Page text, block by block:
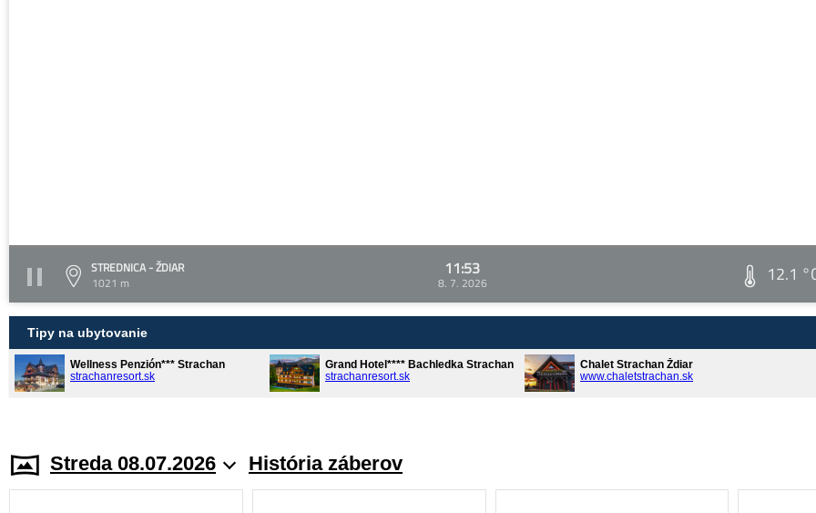
STREDNICA - ŽDIAR
1021 m
11:53
8. 7. 2026 12.1
Tipy na ubytovanie
Wellness Penzión*** Strachan
strachanresort.sk
Grand Hotel**** Bachledka Strachan
strachanresort.sk
Chalet Strachan Ždiar
www.chaletstrachan.sk
Streda 08.07.2026 História záberov